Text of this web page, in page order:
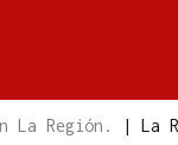
La Región. | La